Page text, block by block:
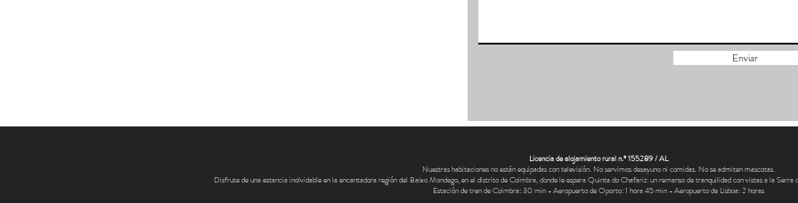
Enviar
Licencia de alojamiento rural n.º 155289 / AL
Nuestras habitaciones no están equipadas con televisión. No servimos desayuno ni comidas. No se admiten mascotas.
Disfrute de una estancia inolvidable en la encantadora región del Baixo Mondego, en el distrito de Coimbra, donde le espera Quinta do Chafariz: un remanso de tranquilidad con vistas a la
Estación de tren de Coimbra: 30 min - Aeropuerto de Oporto: 1 hora 45 min - Aeropuerto de Lisboa: 2 horas